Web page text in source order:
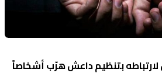
بتنظيم داعش هرّب أشخاصاً